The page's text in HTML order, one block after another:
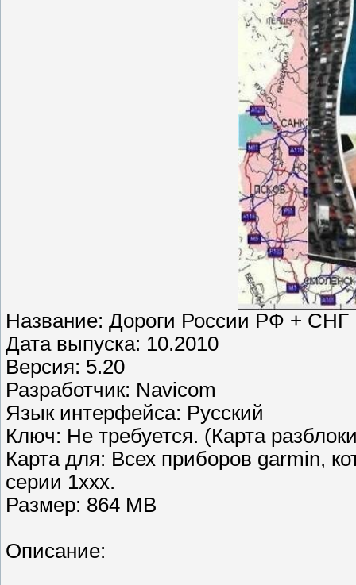
Название: Дороги России РФ + СНГ
Дата выпуска: 10.2010
Версия: 5.20
Разработчик: Navicom
Язык интерфейса: Русский
Ключ: Не требуется. (Карта
Карта для: Всех приборов garmin,
серии 1xxx.
Размер: 864 MB
Описание: